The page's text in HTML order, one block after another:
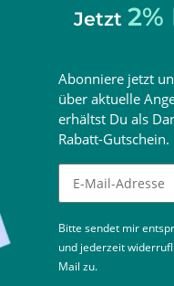
Jetzt
Abonniere jetzt
über aktuelle
erhältst Du als
Rabatt-Gutschein.
Newsletter
Bitte sendet mir
und jederzeit
Mail zu.